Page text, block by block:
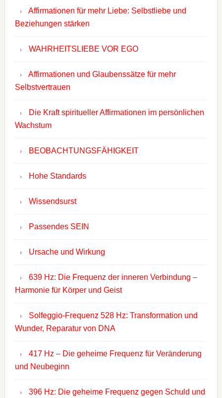
Affirmationen für mehr Liebe: Selbstliebe und
Beziehungen stärken
WAHRHEITSLIEBE VOR EGO
Affirmationen und Glaubenssätze für mehr
Selbstvertrauen
Die Kraft spiritueller Affirmationen im persönlichen
Wachstum
BEOBACHTUNGSFÄHIGKEIT
Hohe Standards
Wissendsurst
Passendes SEIN
Ursache und Wirkung
639 Hz: Die Frequenz der inneren Verbindung –
Harmonie für Körper und Geist
Solfeggio-Frequenz 528 Hz: Transformation und
Wunder, Reparatur von DNA
417 Hz – Die geheime Frequenz für Veränderung
und Neubeginn
396 Hz: Die geheime Frequenz gegen Schuld und